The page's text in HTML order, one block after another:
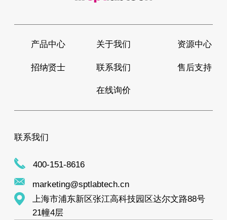
产品中心 关于我们 资源中心
招纳贤士 联系我们 售后支持
在线询价
联系我们
400-151-8616
marketing@sptlabtech.cn
上海市浦东新区张江高科技园区达尔文路88号
21幢4层